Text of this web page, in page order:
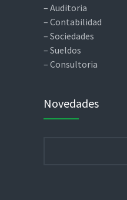
– Auditoria
– Contabilidad
– Sociedades
– Sueldos
– Consultoria
Novedades